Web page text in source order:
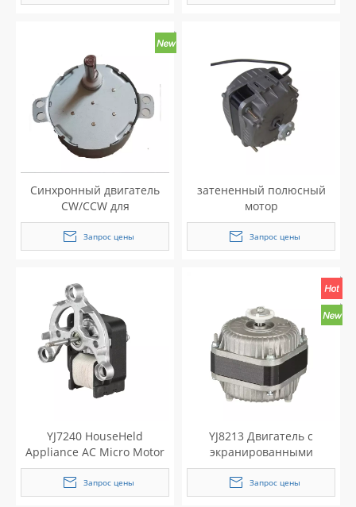
Синхронный двигатель
CW/CCW для
электродвигателя
вентилятора
посудомоечной машины
электронных
инструментов
Запрос цены
затененный полюсный
мотор
Запрос цены
YJ7240 HouseHeld
Appliance AC Micro Motor
для очистителя воздуха
соковыжималка
Запрос цены
YJ8213 Двигатель с
экранированными
полюсами для
холодильника
Запрос цены